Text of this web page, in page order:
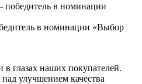
в номинации
в номинации «Выбор
глазах наших покупателей.
улучшением качества